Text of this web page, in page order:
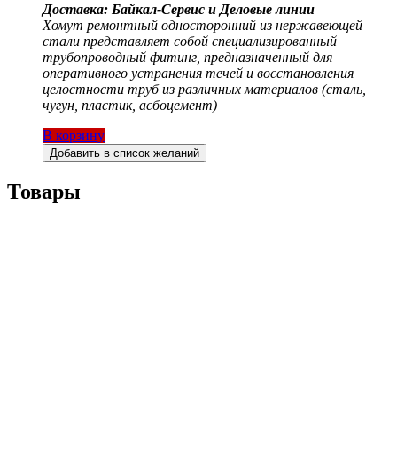
Доставка: Байкал-Сервис и Деловые линии
Хомут ремонтный односторонний из нержавеющей
стали представляет собой специализированный
трубопроводный фитинг, предназначенный для
оперативного устранения течей и восстановления
целостности труб из различных материалов (сталь,
чугун, пластик, асбоцемент)
В корзину
Добавить в список желаний
Товары